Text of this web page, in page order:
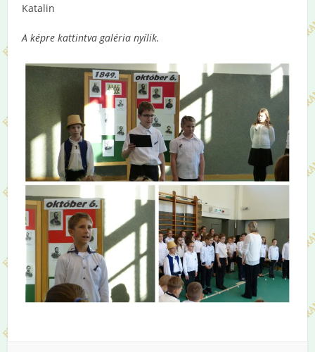
Katalin
A képre kattintva galéria nyílik.